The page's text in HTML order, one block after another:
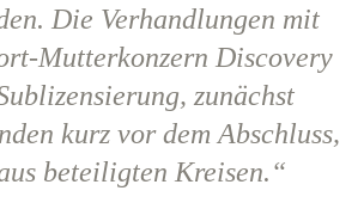
Die Verhandlungen mit
Mutterkonzern Discovery
zunächst
kurz vor dem Abschluss,
beteiligten Kreisen.“